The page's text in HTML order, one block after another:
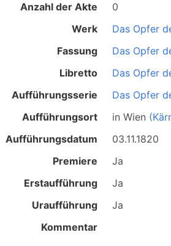
Anzahl der Akte
0
Werk
Das Opfer
Fassung
Das Opfer
Libretto
Das Opfer
Aufführungsserie
Das Opfer
Aufführungsort
inWien
Aufführungsdatum
03.11.1820
Premiere
Ja
Erstaufführung
Ja
Uraufführung
Ja
Kommentar